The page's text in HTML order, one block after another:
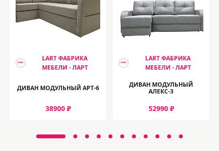
LART ФАБРИКА
МЕБЕЛИ - ЛАРТ
ДИВАН МОДУЛЬНЫЙ АРТ-6
38900 ₽
LART ФАБРИКА
МЕБЕЛИ - ЛАРТ
ДИВАН МОДУЛЬНЫЙ
АЛЕКС-3
52990 ₽